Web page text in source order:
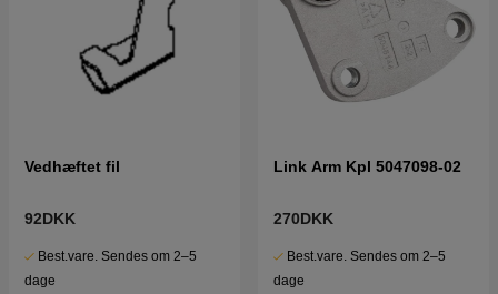
Vedhæftet fil
92DKK
Best.vare. Sendes om 2–5
dage
Link Arm Kpl 5047098-02
270DKK
Best.vare. Sendes om 2–5
dage